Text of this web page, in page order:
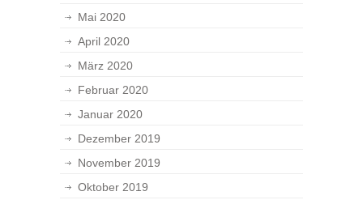
Mai 2020
April 2020
März 2020
Februar 2020
Januar 2020
Dezember 2019
November 2019
Oktober 2019